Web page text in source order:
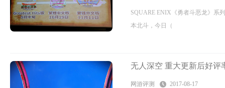
SQUARE ENIX《勇者斗恶龙》系
本北斗，今日（
无人深空 重大更新后好评
网游评测 2017-08-17